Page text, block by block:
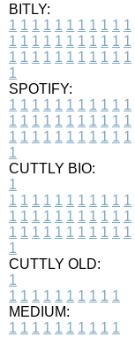
BITLY:
1 1 1 1 1 1 1 1 1 1 1
1 1 1 1 1 1 1 1 1 1 1
1 1 1 1 1 1 1 1 1 1 1
1
SPOTIFY:
1 1 1 1 1 1 1 1 1 1 1
1 1 1 1 1 1 1 1 1 1 1
1 1 1 1 1 1 1 1 1 1 1
1
CUTTLY BIO:
1
1 1 1 1 1 1 1 1 1 1 1
1 1 1 1 1 1 1 1 1 1 1
1 1 1 1 1 1 1 1 1 1 1
1
CUTTLY OLD:
1
1 1 1 1 1 1 1 1 1 1
MEDIUM:
1 1 1 1 1 1 1 1 1 1